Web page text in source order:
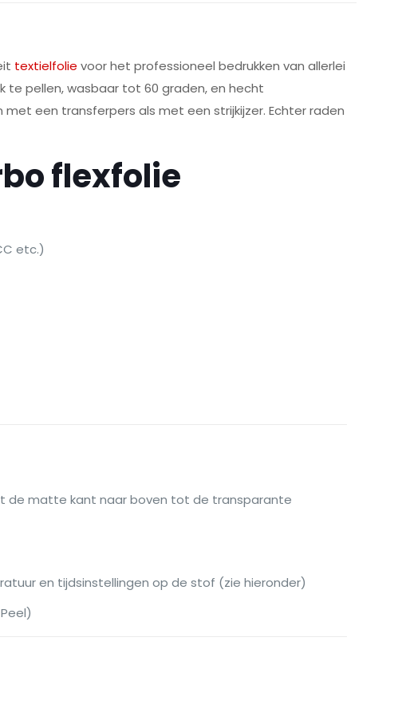
textielfolie voor het professioneel bedrukken van allerlei
te pellen, wasbaar tot 60 graden, en hecht
een transferpers als met een strijkijzer. Echter raden
flexfolie
etc.)
de matte kant naar boven tot de transparante
en tijdsinstellingen op de stof (zie hieronder)